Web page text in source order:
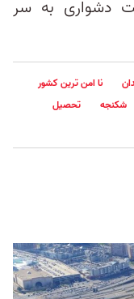
دشواری به سر
نا امن ترین کشور
شکنجه
تحصیل